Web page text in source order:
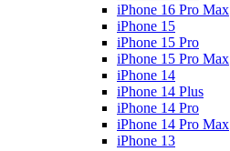
iPhone 16 Pro Max
iPhone 15
iPhone 15 Pro
iPhone 15 Pro Max
iPhone 14
iPhone 14 Plus
iPhone 14 Pro
iPhone 14 Pro Max
iPhone 13